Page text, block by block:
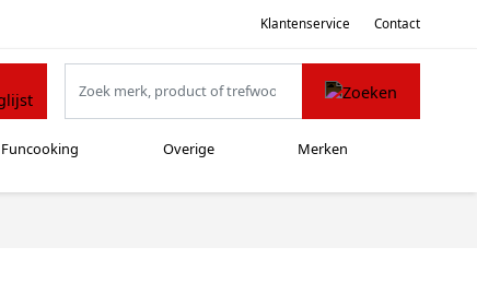
Klantenservice Contact
Funcooking Overige Merken